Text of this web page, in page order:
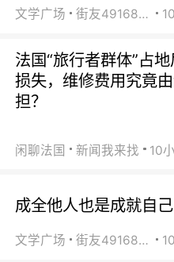
文学广场 街友49168527
法国“旅行者群体”占
损失，维修费用究竟
担？
闲聊法国 新闻我来找 10
成全他人也是成就自己
文学广场 街友49168527